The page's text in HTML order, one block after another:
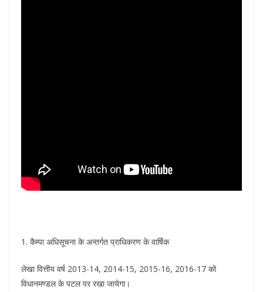
1. कैम्पा अधिसूचना के अन्तर्गत प्राधिकरण के वार्षिक
लेखा वित्तीय वर्ष 2013-14, 2014-15, 2015-16, 2016-17 को
विधानमण्डल के पटल पर रखा जायेगा।